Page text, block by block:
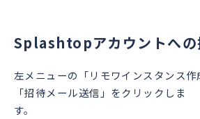
Splashtopアカウントへの
左メニューの「リモワインスタンス作
「招待メール送信」をクリックしま
す。